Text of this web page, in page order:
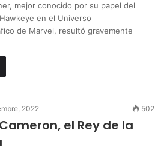
mejor conocido por su papel del
en el Universo
de Marvel, resultó gravemente
2022 502
el Rey de la